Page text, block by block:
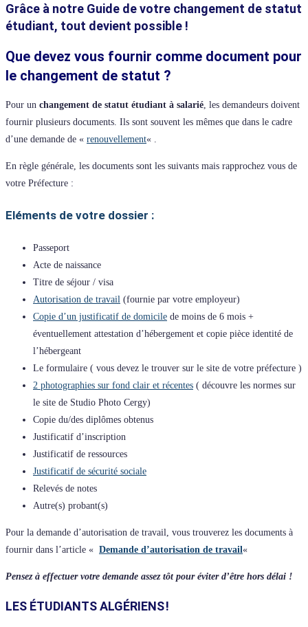
Grâce à notre Guide de votre changement de statut
étudiant, tout devient possible !
Que devez vous fournir comme document pour
le changement de statut ?
Pour un changement de statut étudiant à salarié, les demandeurs doivent
fournir plusieurs documents. Ils sont souvent les mêmes que dans le cadre
d’une demande de « renouvellement« .
En règle générale, les documents sont les suivants mais rapprochez vous de
votre Préfecture :
Eléments de votre dossier :
Passeport
Acte de naissance
Titre de séjour / visa
Autorisation de travail (fournie par votre employeur)
Copie d’un justificatif de domicile de moins de 6 mois +
éventuellement attestation d’hébergement et copie pièce identité de
l’hébergeant
Le formulaire ( vous devez le trouver sur le site de votre préfecture )
2 photographies sur fond clair et récentes ( découvre les normes sur
le site de Studio Photo Cergy)
Copie du/des diplômes obtenus
Justificatif d’inscription
Justificatif de ressources
Justificatif de sécurité sociale
Relevés de notes
Autre(s) probant(s)
Pour la demande d’autorisation de travail, vous trouverez les documents à
fournir dans l’article « Demande d’autorisation de travail«
Pensez à effectuer votre demande assez tôt pour éviter d’être hors délai !
LES ÉTUDIANTS ALGÉRIENS !